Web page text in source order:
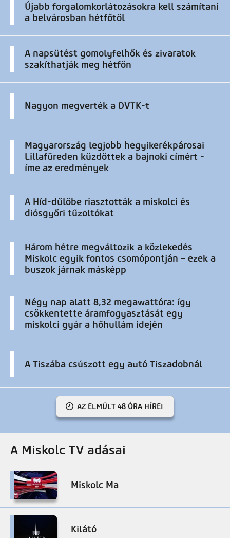
Újabb forgalomkorlátozásokra kell számítani
a belvárosban hétfőtől
A napsütést gomolyfelhők és zivaratok
szakíthatják meg hétfőn
Nagyon megverték a DVTK-t
Magyarország legjobb hegyikerékpárosai
Lillafüreden küzdöttek a bajnoki címért -
íme az eredmények
A Híd-dűlőbe riasztották a miskolci és
diósgyőri tűzoltókat
Három hétre megváltozik a közlekedés
Miskolc egyik fontos csomópontján – ezek a
buszok járnak másképp
Négy nap alatt 8,32 megawattóra: így
csökkentette áramfogyasztását egy
miskolci gyár a hőhullám idején
A Tiszába csúszott egy autó Tiszadobnál
AZ ELMÚLT 48 ÓRA HÍREI
A Miskolc TV adásai
Miskolc Ma
Kilátó